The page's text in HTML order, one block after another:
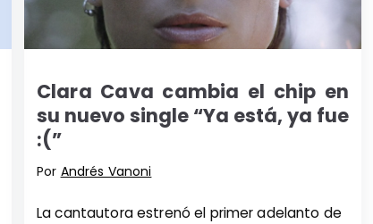
Clara Cava cambia el chip en
su nuevo single “Ya está, ya fue
:(”
Por Andrés Vanoni
La cantautora estrenó el primer adelanto de